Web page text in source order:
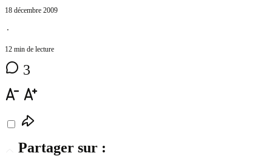
18 décembre 2009
⋅
12 min de lecture
3
Partager sur :